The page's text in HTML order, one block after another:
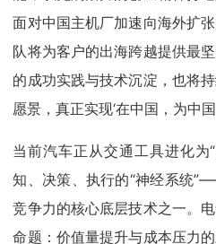
面对中国主机厂加速向海外扩
队将为客户的出海跨越提供最
的成功实践与技术沉淀，也将
愿景，真正实现‘在中国，为中
当前汽车正从交通工具进化为
知、决策、执行的“神经系统
竞争力的核心底层技术之一。
命题：价值量提升与成本压力